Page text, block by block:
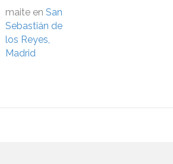
maite en San
Sebastián de
los Reyes,
Madrid